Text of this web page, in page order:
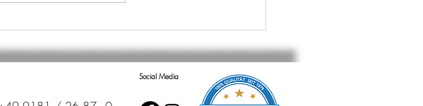
Social Media